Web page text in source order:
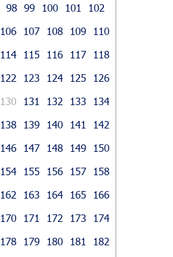
98 99 100 101
102
106 107 108 109
110
114 115 116 117
118
122 123 124 125
126
130 131 132 133
134
138 139 140 141
142
146 147 148 149
150
154 155 156 157
158
162 163 164 165
166
170 171 172 173
174
178 179 180 181
182